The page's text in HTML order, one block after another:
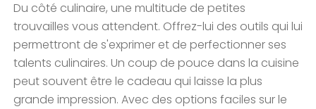
Du côté culinaire, une multitude de petites
trouvailles vous attendent. Offrez-lui des outils qui lui
permettront de s'exprimer et de perfectionner ses
talents culinaires. Un coup de pouce dans la cuisine
peut souvent être le cadeau qui laisse la plus
grande impression. Avec des options faciles sur le